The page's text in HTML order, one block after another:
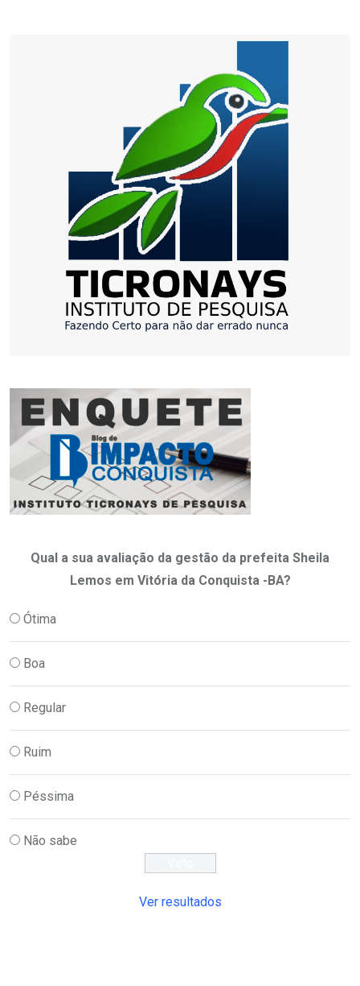
Qual a sua avaliação da gestão da prefeita Sheila
Lemos em Vitória da Conquista -BA?
Ótima
Boa
Regular
Ruim
Péssima
Não sabe
Ver resultados